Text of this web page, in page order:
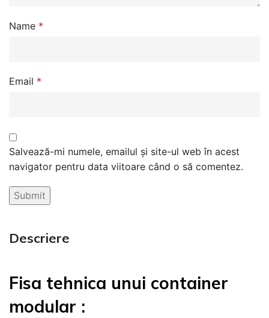
Name *
Email *
Salvează-mi numele, emailul și site-ul web în acest
navigator pentru data viitoare când o să comentez.
Descriere
Fisa tehnica unui container
modular :